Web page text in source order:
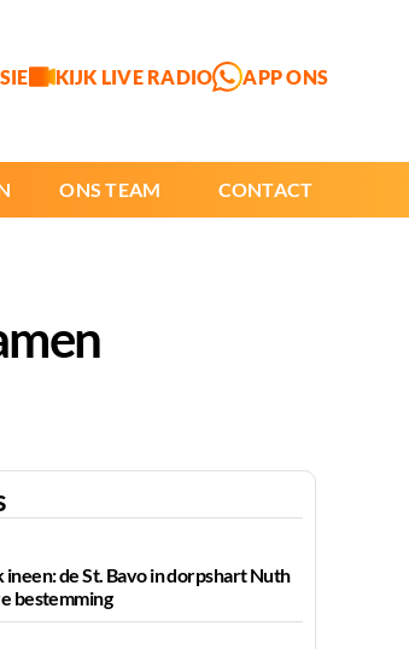
KIJK LIVE RADIO APP ONS
ONS TEAM CONTACT
de St. Bavo in dorpshart Nuth
bestemming